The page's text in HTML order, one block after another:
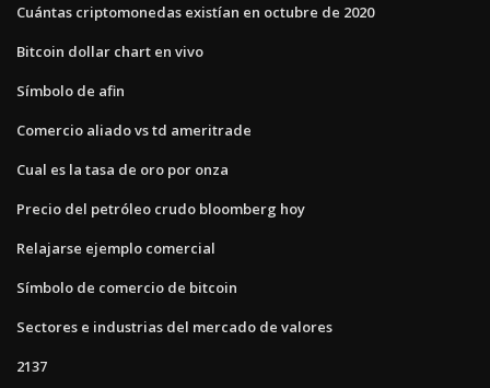
Cuántas criptomonedas existían en octubre de 2020
Bitcoin dollar chart en vivo
Símbolo de afin
Comercio aliado vs td ameritrade
Cual es la tasa de oro por onza
Precio del petróleo crudo bloomberg hoy
Relajarse ejemplo comercial
Símbolo de comercio de bitcoin
Sectores e industrias del mercado de valores
2137